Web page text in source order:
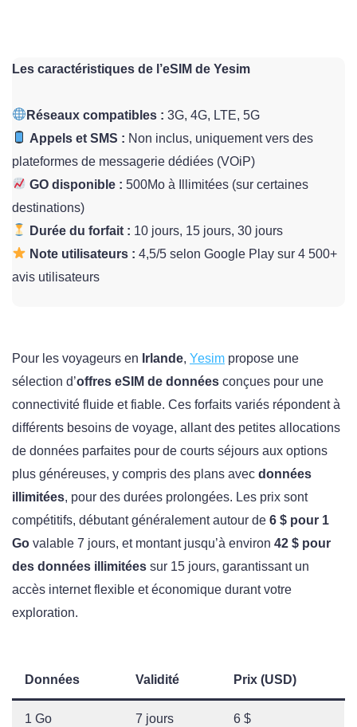
Les caractéristiques de l’eSIM de Yesim
Réseaux compatibles : 3G, 4G, LTE, 5G
Appels et SMS : Non inclus, uniquement vers des
plateformes de messagerie dédiées (VOiP)
GO disponible : 500Mo à Illimitées (sur certaines
destinations)
Durée du forfait : 10 jours, 15 jours, 30 jours
Note utilisateurs : 4,5/5 selon Google Play sur 4 500+
avis utilisateurs
Pour les voyageurs en Irlande, Yesim propose une
sélection d’offres eSIM de données conçues pour une
connectivité fluide et fiable. Ces forfaits variés répondent à
différents besoins de voyage, allant des petites allocations
de données parfaites pour de courts séjours aux options
plus généreuses, y compris des plans avec données
illimitées, pour des durées prolongées. Les prix sont
compétitifs, débutant généralement autour de 6 $ pour 1
Go valable 7 jours, et montant jusqu’à environ 42 $ pour
des données illimitées sur 15 jours, garantissant un
accès internet flexible et économique durant votre
exploration.
Données Validité Prix (USD)
1 Go 7 jours 6 $